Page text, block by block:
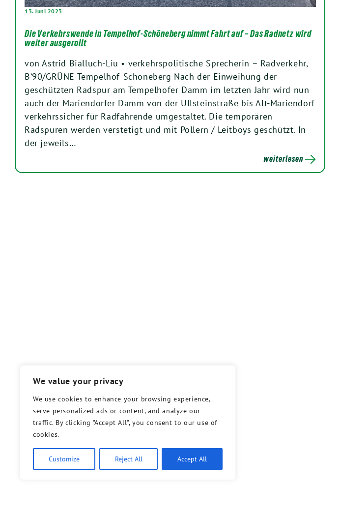
We value your privacy
We use cookies to enhance your browsing experience,
serve personalized ads or content, and analyze our
traffic. By clicking "Accept All", you consent to our use of
cookies.
Customize Reject All Accept All
13. Juni 2023
Die Verkehrswende in Tempelhof-Schöneberg nimmt Fahrt auf – Das Radnetz wird
weiter ausgerollt
von Astrid Bialluch-Liu • verkehrspolitische Sprecherin – Radverkehr,
B‘90/GRÜNE Tempelhof-Schöneberg Nach der Einweihung der
geschützten Radspur am Tempelhofer Damm im letzten Jahr wird nun
auch der Mariendorfer Damm von der Ullsteinstraße bis Alt-Mariendorf
verkehrssicher für Radfahrende umgestaltet. Die temporären
Radspuren werden verstetigt und mit Pollern / Leitboys geschützt. In
der jeweils…
weiterlesen